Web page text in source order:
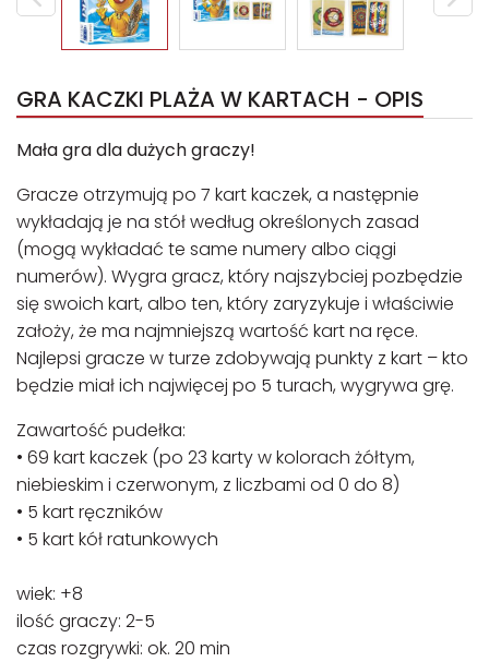
GRA KACZKI PLAŻA W KARTACH - OPIS
Mała gra dla dużych graczy!
Gracze otrzymują po 7 kart kaczek, a następnie
wykładają je na stół według określonych zasad
(mogą wykładać te same numery albo ciągi
numerów). Wygra gracz, który najszybciej pozbędzie
się swoich kart, albo ten, który zaryzykuje i właściwie
założy, że ma najmniejszą wartość kart na ręce.
Najlepsi gracze w turze zdobywają punkty z kart – kto
będzie miał ich najwięcej po 5 turach, wygrywa grę.
Zawartość pudełka:
• 69 kart kaczek (po 23 karty w kolorach żółtym,
niebieskim i czerwonym, z liczbami od 0 do 8)
• 5 kart ręczników
• 5 kart kół ratunkowych
wiek: +8
ilość graczy: 2-5
czas rozgrywki: ok. 20 min